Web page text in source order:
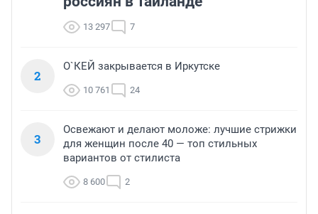
13 297 7
2
О`КЕЙ закрывается в Иркутске
10 761 24
3
Освежают и делают моложе: лучшие стрижки
для женщин после 40 — топ стильных
вариантов от стилиста
8 600 2